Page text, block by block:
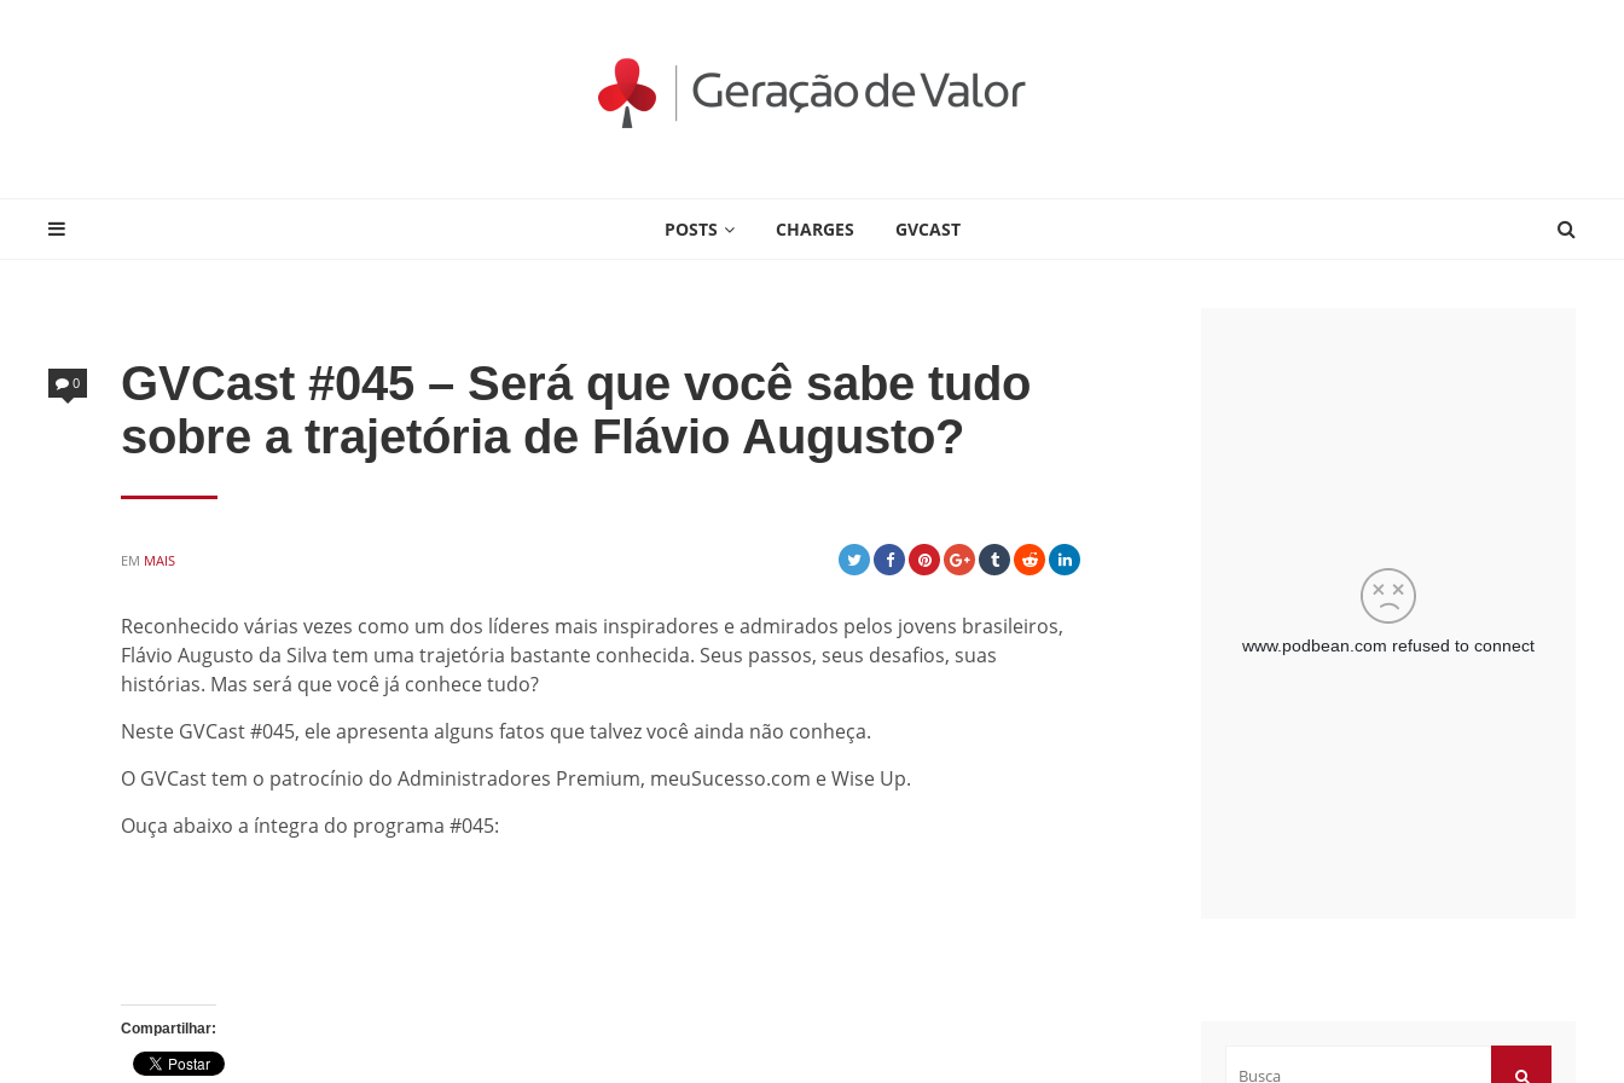
POSTS CHARGES GVCAST
GVCast #045 – Será que você sabe tudo
sobre a trajetória de Flávio Augusto?
EM POSTED
MAIS
0
Reconhecido várias vezes como um dos líderes mais inspiradores e admirados pelos jovens brasileiros,
Flávio Augusto da Silva tem uma trajetória bastante conhecida. Seus passos, seus desafios, suas
histórias. Mas será que você já conhece tudo?
Neste GVCast #045, ele apresenta alguns fatos que talvez você ainda não conheça.
O GVCast tem o patrocínio do Administradores Premium, meuSucesso.com e Wise Up.
Ouça abaixo a íntegra do programa #045:
Compartilhar: